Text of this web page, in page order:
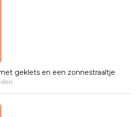
geklets en een zonnestraaltje